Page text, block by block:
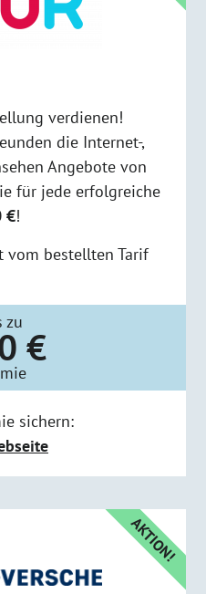
verdienen!
die Internet-,
Angebote von
für jede erfolgreiche
€!
vom bestellten Tarif
zu
€
sichern:
AKTION!